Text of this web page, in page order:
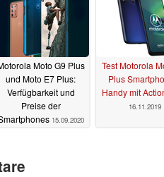
Moto G9 Plus
und Moto E7 Plus:
Verfügbarkeit und
Preise der
15.09.2020
Test Motorola
Plus
Handy mit
16.11.2019